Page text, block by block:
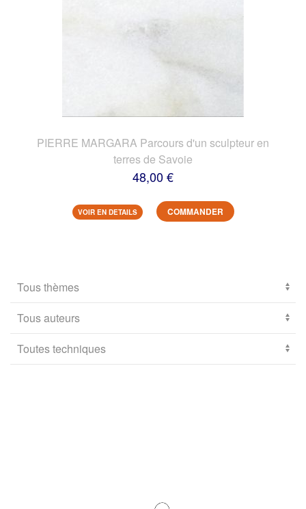
PIERRE MARGARA Parcours d'un sculpteur en
terres de Savoie
48,00 €
VOIR EN DETAILS COMMANDER